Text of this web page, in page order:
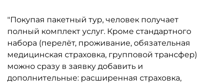
"Покупая пакетный тур, человек получает
полный комплект услуг. Кроме стандартного
набора (перелёт, проживание, обязательная
медицинская страховка, групповой трансфер)
можно сразу в заявку добавить и
дополнительные: расширенная страховка,